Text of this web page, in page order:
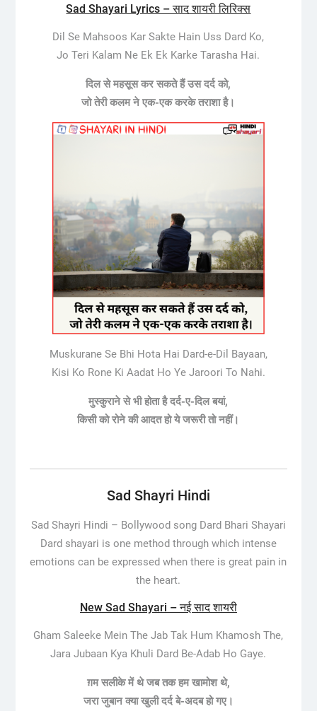
Sad Shayari Lyrics – साद शायरी लिरिक्स
Dil Se Mahsoos Kar Sakte Hain Uss Dard Ko,
Jo Teri Kalam Ne Ek Ek Karke Tarasha Hai.
दिल से महसूस कर सकते हैं उस दर्द को,
जो तेरी कलम ने एक-एक करके तराशा है।
Muskurane Se Bhi Hota Hai Dard-e-Dil Bayaan,
Kisi Ko Rone Ki Aadat Ho Ye Jaroori To Nahi.
मुस्कुराने से भी होता है दर्द-ए-दिल बयां,
किसी को रोने की आदत हो ये जरूरी तो नहीं।
Sad Shayri Hindi
Sad Shayri Hindi – Bollywood song Dard Bhari Shayari
Dard shayari is one method through which intense
emotions can be expressed when there is great pain in
the heart.
New Sad Shayari – नई साद शायरी
Gham Saleeke Mein The Jab Tak Hum Khamosh The,
Jara Jubaan Kya Khuli Dard Be-Adab Ho Gaye.
ग़म सलीके में थे जब तक हम खामोश थे,
जरा जुबान क्या खुली दर्द बे-अदब हो गए।